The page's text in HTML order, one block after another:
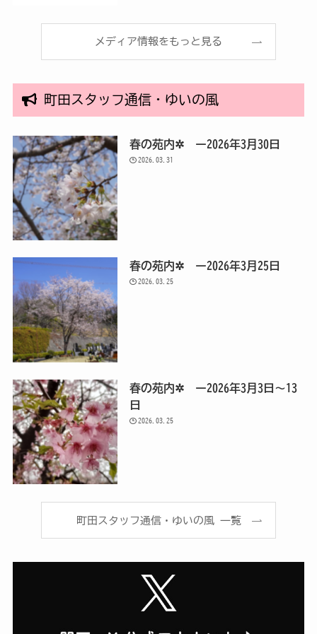
メディア情報をもっと見る
町田スタッフ通信・ゆいの風
春の苑内✲ ー2026年3月30日
2026.03.31
春の苑内✲ ー2026年3月25日
2026.03.25
春の苑内✲ ー2026年3月3日～13
日
2026.03.25
町田スタッフ通信・ゆいの風 一覧